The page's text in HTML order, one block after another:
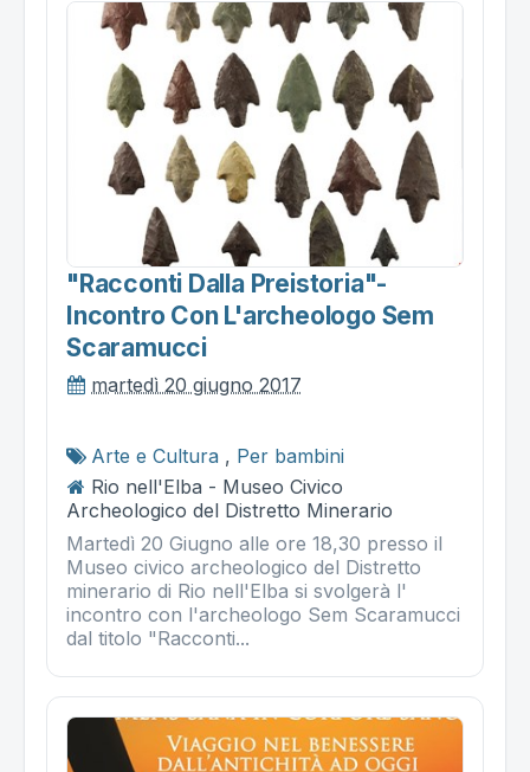
"racconti Dalla Preistoria"-
Incontro Con L'archeologo Sem
Scaramucci
martedì 20 giugno 2017
Arte e Cultura , Per bambini
Rio nell'Elba - Museo Civico
Archeologico del Distretto Minerario
Martedì 20 Giugno alle ore 18,30 presso il
Museo civico archeologico del Distretto
minerario di Rio nell'Elba si svolgerà l'
incontro con l'archeologo Sem Scaramucci
dal titolo "Racconti...